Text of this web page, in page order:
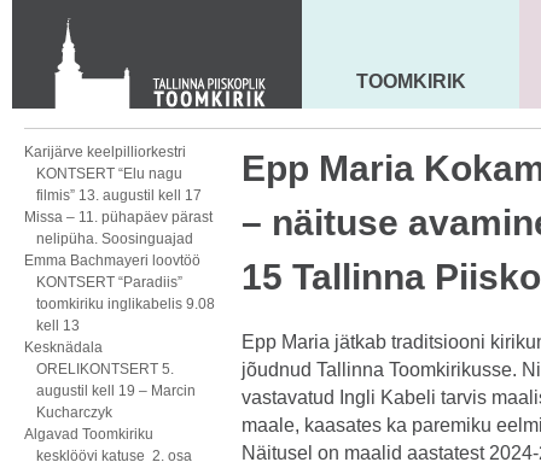
KONTAKT
Toom-Kooli 6, 10130 TALLINN
tallinna.toom@eelk.ee
MAARJA KIRIK
TOOMKIRIK
Karijärve keelpilliorkestri
KONTSERT “Elu nagu
filmis” 13. augustil kell 17
Missa – 11. pühapäev pärast
nelipüha. Soosinguajad
Emma Bachmayeri loovtöö
KONTSERT “Paradiis”
toomkiriku inglikabelis 9.08
kell 13
Kesknädala
ORELIKONTSERT 5.
augustil kell 19 – Marcin
Kucharczyk
Algavad Toomkiriku
kesklöövi katuse 2. osa
Epp Maria
– näituse
15 Tallinna
Epp Maria jätkab traditsiooni
jõudnud Tallinna Toomkirikusse.
vastavatud Ingli Kabeli tarvis
maale, kaasates ka paremiku
Näitusel on maalid aastatest